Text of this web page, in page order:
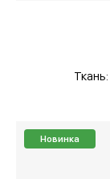
Новинка